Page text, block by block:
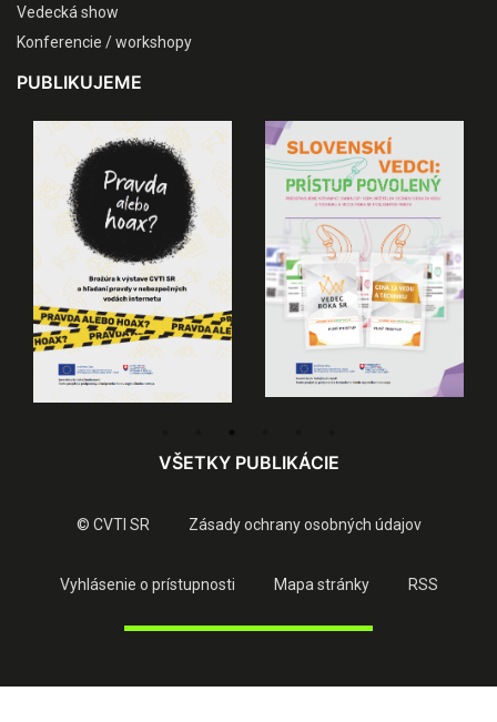
Vedecká show
Konferencie / workshopy
PUBLIKUJEME
VŠETKY PUBLIKÁCIE
© CVTI SR Zásady ochrany osobných údajov
Vyhlásenie o prístupnosti Mapa stránky RSS